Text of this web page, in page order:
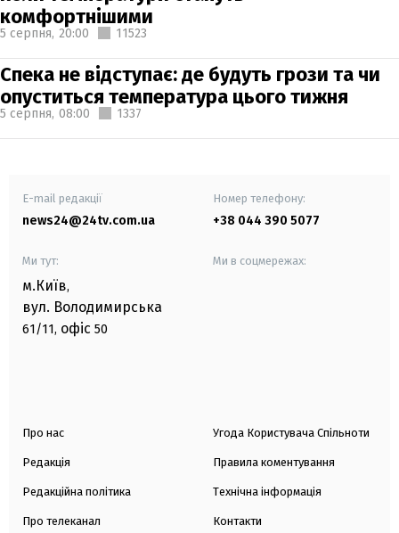
комфортнішими
5 серпня, 20:00 11523
Спека не відступає: де будуть грози та чи
опуститься температура цього тижня
5 серпня, 08:00 1337
E-mail редакції
news24@24tv.com.ua
Номер телефону:
+38 044 390 5077
Ми тут:
м.Київ,
вул. Володимирська
61/11, офіс 50
Ми в соцмережах:
Про нас
Редакція
Редакційна політика
Про телеканал
Угода Користувача Спільноти
Правила коментування
Технічна інформація
Контакти